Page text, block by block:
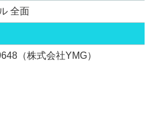
全面
（株式会社YMG）